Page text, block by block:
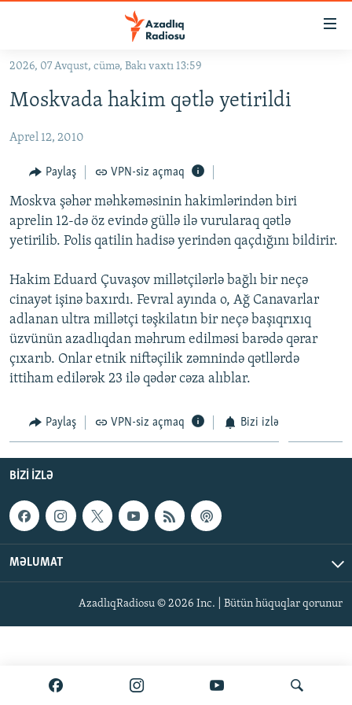
Əsas
qayıt
naviqasiyaya
Axtarışa
keç
KORRUPSIOMETR
#ƏSLINDƏ
FƏRQƏ BAX
QANUNI DOĞRU
MULTIMEDIA
VIDEO
FOTOQALEREYA
RADIO ARXIV
OXU ZALI
AZƏRBAYCAN ƏDƏBIYYATI KITABXANASI
İZ - MƏDƏNIYYƏT PROQRAMI
HAQQIMIZDA
MATERIALLARIMIZDAN ISTIFADƏ
BIZIMLƏ ƏLAQƏ
XƏBƏR BÜLLETENLƏRIMIZ
BIZI IZLƏ
RFE/RL-in bütün saytları
2026, 07 Avqust, cümə, Bakı vaxtı 13:59
Moskvada hakim qətlə yetirildi
Aprel 12, 2010
Paylaş VPN-siz açmaq
Moskva şəhər məhkəməsinin hakimlərindən biri
aprelin 12-də öz evində güllə ilə vurularaq qətlə
yetirilib. Polis qatilin hadisə yerindən qaçdığını bildirir.
Hakim Eduard Çuvaşov millətçilərlə bağlı bir neçə
cinayət işinə baxırdı. Fevral ayında o, Ağ Canavarlar
adlanan ultra millətçi təşkilatın bir neçə başıqrıxıq
üzvünün azadlıqdan məhrum edilməsi barədə qərar
çıxarıb. Onlar etnik niftəçilik zəmnində qətllərdə
ittiham edilərək 23 ilə qədər cəza alıblar.
Paylaş VPN-siz açmaq Bizi izlə
BIZI IZLƏ
MƏLUMAT
AzadlıqRadiosu © 2026 Inc. | Bütün hüquqlar qorunur